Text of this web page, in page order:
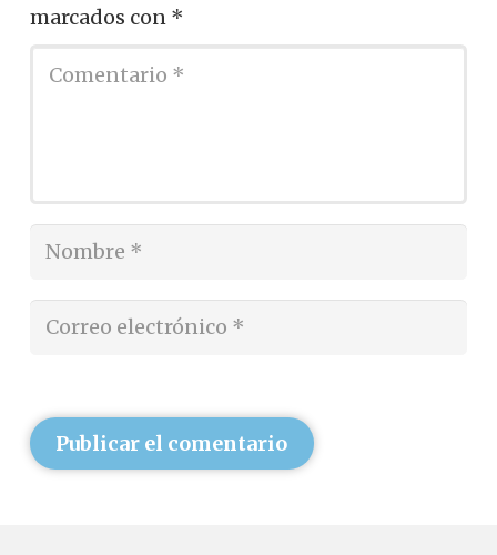
marcados con *
Publicar el comentario